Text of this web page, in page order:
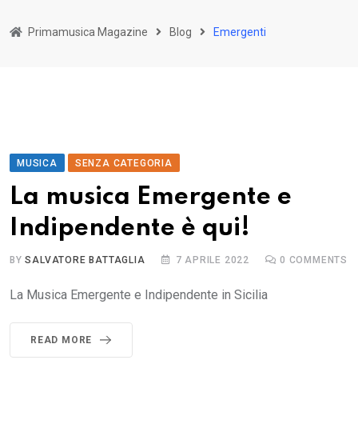
Primamusica Magazine Blog Emergenti
MUSICA SENZA CATEGORIA
La musica Emergente e
Indipendente è qui!
BYSALVATORE BATTAGLIA 7 APRILE 2022 0 COMMENTS
La Musica Emergente e Indipendente in Sicilia
READ MORE